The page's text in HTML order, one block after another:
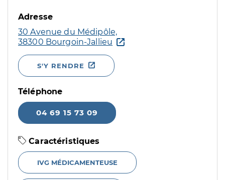
Adresse
30 Avenue du Médipôle,
38300 Bourgoin-Jallieu
S'Y RENDRE
Téléphone
04 69 15 73 09
Caractéristiques
IVG MÉDICAMENTEUSE